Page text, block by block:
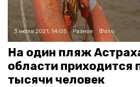
3 июля 2021, 14:05 Разное Фото:
На один пляж
области приходится
тысячи человек